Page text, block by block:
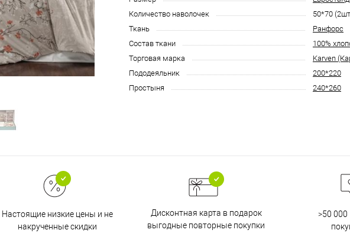
Количество наволочек
50*70
Ткань
Ранфорс
Состав ткани
100%
Торговая марка
Karven
Пододеяльник
200*220
Простыня
240*260
Настоящие низкие цены и не
накрученные скидки
Дисконтная карта в подарок
выгодные повторные покупки
>50